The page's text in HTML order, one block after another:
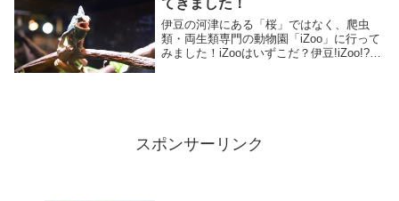
伊豆の河津にある「桜」ではなく、爬虫
類・両生類専門の動物園「iZoo」に行って
みました！iZooはいずこだ？伊豆!iZoo!?い
スポンサーリンク